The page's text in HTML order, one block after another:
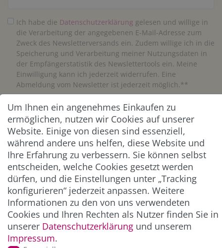
Ich habe die Daten­schutz­erklärung gelesen und willige in
die Verarbeitung der angegebenen E-Mail-Adresse zum
Zweck des Newsletterversands ein. Zudem willige ich in die
Speicherung und Verarbeitung meiner Nutzungsdaten in
der Empfängerstatistik des Newslettertools ein. Meine
Einwilligung kann ich jederzeit widerrufen. Eine
Abmeldung vom Newsletter ist jederzeit möglich.**
Abonnieren
** Hierbei handelt es sich um ein Pflichtfeld.
ZAHLUNG & VERSAND
Um Ihnen ein angenehmes Einkaufen zu
ermöglichen, nutzen wir Cookies auf unserer
Website. Einige von diesen sind essenziell,
während andere uns helfen, diese Website und
Ihre Erfahrung zu verbessern. Sie können selbst
entscheiden, welche Cookies gesetzt werden
dürfen, und die Einstellungen unter „Tracking
konfigurieren“ jederzeit anpassen. Weitere
Informationen zu den von uns verwendeten
Cookies und Ihren Rechten als Nutzer finden Sie in
unserer Daten­schutz­erklärung und unserem
Impressum.